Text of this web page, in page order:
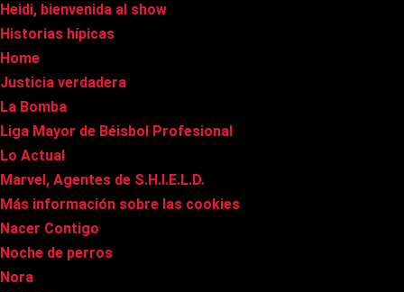
Heidi, bienvenida al show
Historias hípicas
Home
Justicia verdadera
La Bomba
Liga Mayor de Béisbol Profesional
Lo Actual
Marvel, Agentes de S.H.I.E.L.D.
Más información sobre las cookies
Nacer Contigo
Noche de perros
Nora